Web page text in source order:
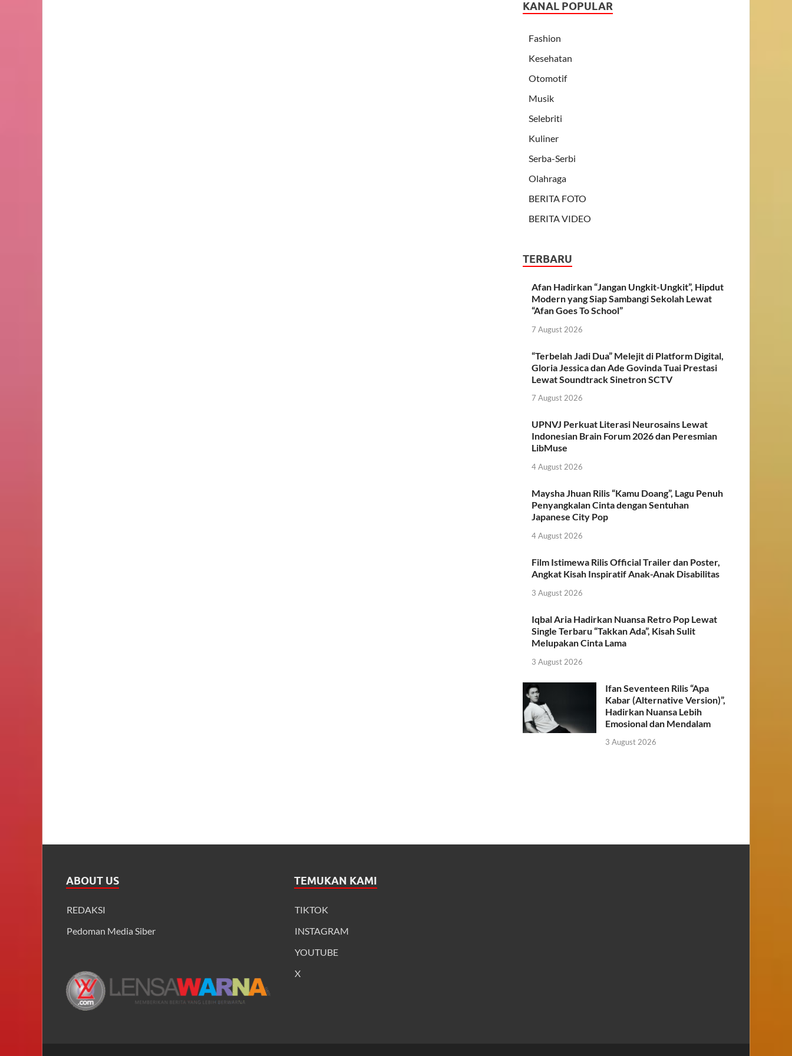
KANAL POPULAR
Fashion
Kesehatan
Otomotif
Musik
Selebriti
Kuliner
Serba-Serbi
Olahraga
BERITA FOTO
BERITA VIDEO
TERBARU
Afan Hadirkan “Jangan Ungkit-Ungkit”, Hipdut
Modern yang Siap Sambangi Sekolah Lewat
“Afan Goes To School”
7 August 2026
“Terbelah Jadi Dua” Melejit di Platform Digital,
Gloria Jessica dan Ade Govinda Tuai Prestasi
Lewat Soundtrack Sinetron SCTV
7 August 2026
UPNVJ Perkuat Literasi Neurosains Lewat
Indonesian Brain Forum 2026 dan Peresmian
LibMuse
4 August 2026
Maysha Jhuan Rilis “Kamu Doang”, Lagu Penuh
Penyangkalan Cinta dengan Sentuhan
Japanese City Pop
4 August 2026
Film Istimewa Rilis Official Trailer dan Poster,
Angkat Kisah Inspiratif Anak-Anak Disabilitas
3 August 2026
Iqbal Aria Hadirkan Nuansa Retro Pop Lewat
Single Terbaru “Takkan Ada”, Kisah Sulit
Melupakan Cinta Lama
3 August 2026
Ifan Seventeen Rilis “Apa
Kabar (Alternative Version)”,
Hadirkan Nuansa Lebih
Emosional dan Mendalam
3 August 2026
ABOUT US
REDAKSI
Pedoman Media Siber
TEMUKAN KAMI
TIKTOK
INSTAGRAM
YOUTUBE
X